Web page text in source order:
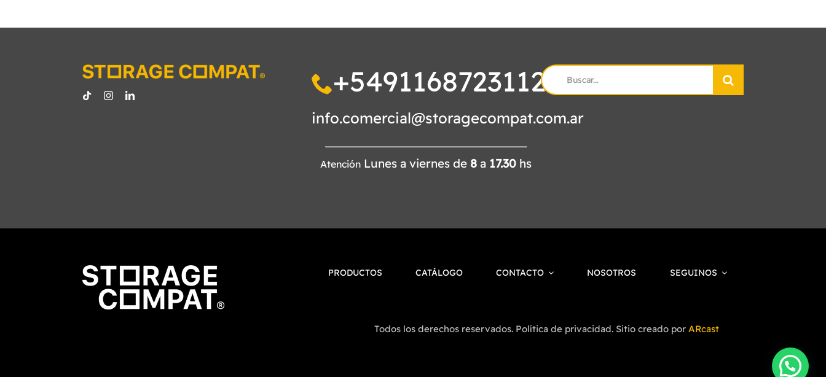
+5491168723112
info.comercial@storagecompat.com.ar
Atención Lunes a viernes de 8 a 17.30 hs
Search
for:
PRODUCTOS CATÁLOGO CONTACTO NOSOTROS SEGUINOS
Todos los derechos reservados. Política de privacidad. Sitio creado por ARcast